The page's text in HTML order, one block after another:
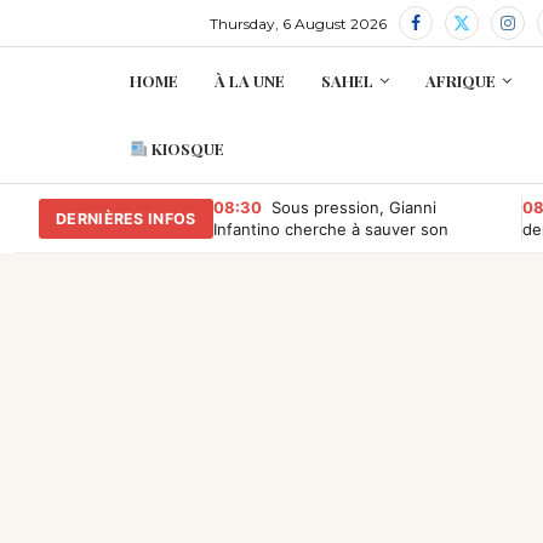
Thursday, 6 August 2026
HOME À LA UNE SAHEL AFRIQUE
KIOSQUE
DERNIÈRES INFOS
08:30 Sous pression, Gianni
Infantino cherche à sauver son